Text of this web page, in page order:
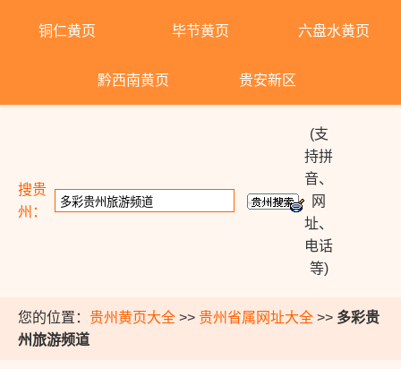
铜仁黄页 毕节黄页 六盘水黄页
黔西南黄页 贵安新区
搜贵
州：
(支
持拼
音、
网
址、
电话
等)
您的位置： 贵州黄页大全 >> 贵州省属网址大全 >> 多彩贵
州旅游频道